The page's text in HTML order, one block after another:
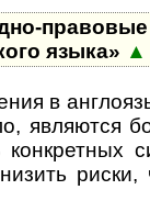
языка» ▲
в
являются